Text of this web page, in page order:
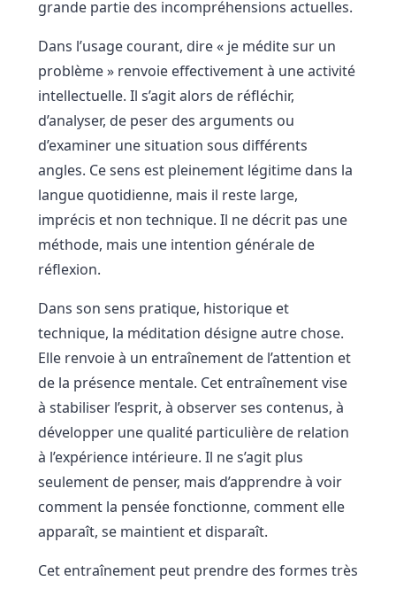
grande partie des incompréhensions actuelles.
Dans l’usage courant, dire « je médite sur un
problème » renvoie effectivement à une activité
intellectuelle. Il s’agit alors de réfléchir,
d’analyser, de peser des arguments ou
d’examiner une situation sous différents
angles. Ce sens est pleinement légitime dans la
langue quotidienne, mais il reste large,
imprécis et non technique. Il ne décrit pas une
méthode, mais une intention générale de
réflexion.
Dans son sens pratique, historique et
technique, la méditation désigne autre chose.
Elle renvoie à un entraînement de l’attention et
de la présence mentale. Cet entraînement vise
à stabiliser l’esprit, à observer ses contenus, à
développer une qualité particulière de relation
à l’expérience intérieure. Il ne s’agit plus
seulement de penser, mais d’apprendre à voir
comment la pensée fonctionne, comment elle
apparaît, se maintient et disparaît.
Cet entraînement peut prendre des formes très